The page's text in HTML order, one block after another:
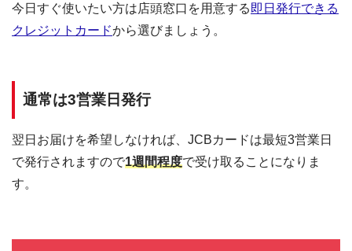
今日すぐ使いたい方は店頭窓口を用意する 即日発行できる
クレジットカードから選びましょう。
通常は3営業日発行
翌日お届けを希望しなければ、JCBカードは最短3営業日
で発行されますので1週間程度で受け取ることになりま
す。